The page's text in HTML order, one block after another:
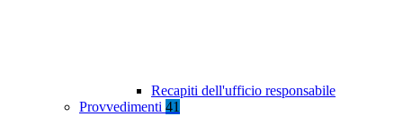
Recapiti dell'ufficio responsabile
Provvedimenti 41